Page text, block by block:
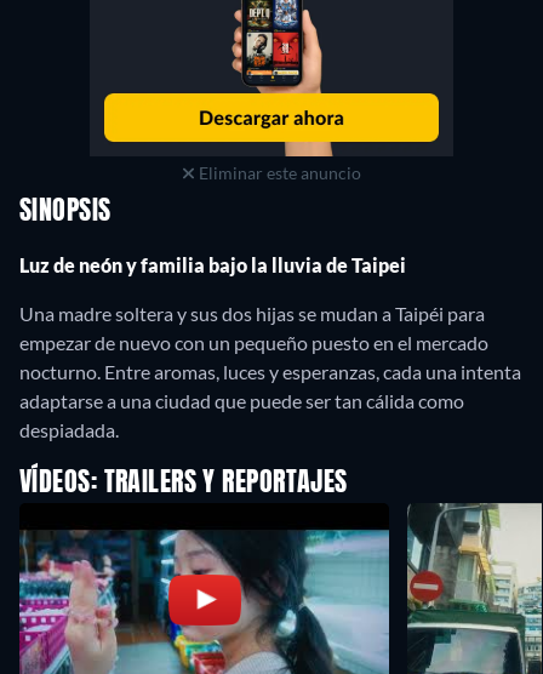
Eliminar este anuncio
SINOPSIS
Luz de neón y familia bajo la lluvia de Taipei
Una madre soltera y sus dos hijas se mudan a Taipéi para
empezar de nuevo con un pequeño puesto en el mercado
nocturno. Entre aromas, luces y esperanzas, cada una intenta
adaptarse a una ciudad que puede ser tan cálida como
despiadada.
VÍDEOS: TRAILERS Y REPORTAJES